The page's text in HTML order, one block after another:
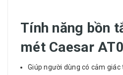
Tính năng bồn
mét Caesar
Giúp người dùng có cảm